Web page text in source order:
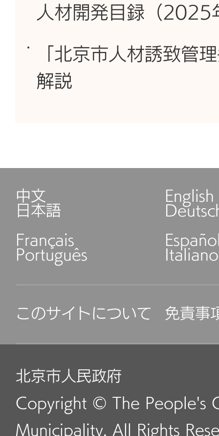
人材開発目録（2025
「北京市人材誘致管
解説
中文 English
日本語
Français
Português Italiano
このサイトについて 免責事
北京市人民政府
Copyright © The People's
Municipality. All Rights